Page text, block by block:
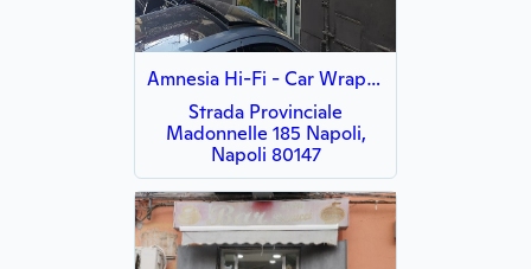
Amnesia Hi-Fi - Car Wrapping / Oscuramento vetri / Car Audio Tuning
Strada Provinciale
Madonnelle 185 Napoli,
Napoli 80147